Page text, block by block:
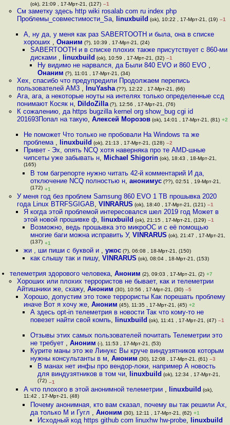
(ok), 21:09 , 17-Мрт-21, (127) –1
См заметку здесь http wiki rosalab com ru index php
Проблемы_совместимости_Sa, linuxbuild (ok), 10:22 , 17-Мрт-21, (19) –1
А, ну да, у меня как раз SABERTOOTH и была, она в списке
хороших , Онаним (?), 10:39 , 17-Мрт-21, (24)
SABERTOOTH и в списке плохих также присутствует с 860-ми
дисками , linuxbuild (ok), 10:59 , 17-Мрт-21, (32) –1
Ну видимо не нарвался, да Были 840 EVO и 860 EVO ,
Онаним (?), 11:01 , 17-Мрт-21, (34)
Хех, спасибо что предупредили Продолжаем перепись
пользователей АМ3 , InuYasha(??), 12:22 , 17-Мрт-21, (66)
Ага, ага, а некоторые ноуты на интелях только определенные ссд
понимают Косяк н, DildoZilla(?), 12:56 , 17-Мрт-21, (76)
К сожалению, да https bugzilla kernel org show_bug cgi id
201693Попал на такую, Алексей Морозов(ok), 14:01 , 17-Мрт-21, (81) +2
Не поможет Что только не пробовали На Windows та же
проблема , linuxbuild (ok), 21:13 , 17-Мрт-21, (128) –2
Привет - Эх, опять NCQ хотя наверняка про те AMD-шные
чипсеты уже забывать н, Michael Shigorin(ok), 18:43 , 18-Мрт-21,
(165)
В том багрепорте нужно читать 42-й комментарий И да,
отключение NCQ полностью н,анонимус (??), 02:51 , 19-Мрт-21,
(172) +1
У меня год без проблем Samsung 860 EVO 1 TB прошывка 2020
года Linux BTRFSGIGAB, VINRARUS (ok), 18:40 , 17-Мрт-21, (121) –1
Я когда этой проблемой интересовался шел 2019 год Может в
этой новой прошивке ф, linuxbuild (ok), 21:15 , 17-Мрт-21, (129) –1
Возможно, ведь прошывка это микроОС и с её помощью
многие баги можна исправить У,VINRARUS (ok), 21:47 , 17-Мрт-21,
(137) +1
жи , ши пиши с буквой и , ужос(?), 06:08 , 18-Мрт-21, (150)
как слышу так и пишу,VINRARUS (ok), 08:04 , 18-Мрт-21, (153)
телеметрия здорового человека,Аноним (2), 09:03 , 17-Мрт-21, (2) +7
Хороших или плохих террористов не бывает, как и телеметрии
Айтишники же, скажу, Аноним (30), 10:56 , 17-Мрт-21, (30) –5
Хорошо, допустим это тоже террористы Как порешать проблему
иначе Вот я хочу же, Аноним (45), 11:35 , 17-Мрт-21, (45) +2
А здесь opt-in телеметрия в новости Так что кому-то не
повезет найти свой компь, linuxbuild (ok), 11:41 , 17-Мрт-21, (47) –1
Отзывы этих самых пользователей почитать Телеметрии это
не требует ,Аноним (-), 11:53 , 17-Мрт-21, (53)
Курите маны это же Линукс Вы круче виндузятников которым
нужны консультанты в м,Аноним (30), 12:08 , 17-Мрт-21, (61) –3
В манах нет инфы про вендор-локи, например А новость
для виндузятников в том чи, linuxbuild (ok), 12:34 , 17-Мрт-21,
(72) –1
А что плохого в этой анонимной телеметрии , linuxbuild (ok),
11:42 , 17-Мрт-21, (48)
Почему анонимная, кто вам сказал, почему вы так решили Ах,
да только M и Гугл ,Аноним (30), 12:11 , 17-Мрт-21, (62) +1
Исходный код https github com linuxhw hw-probe, linuxbuild